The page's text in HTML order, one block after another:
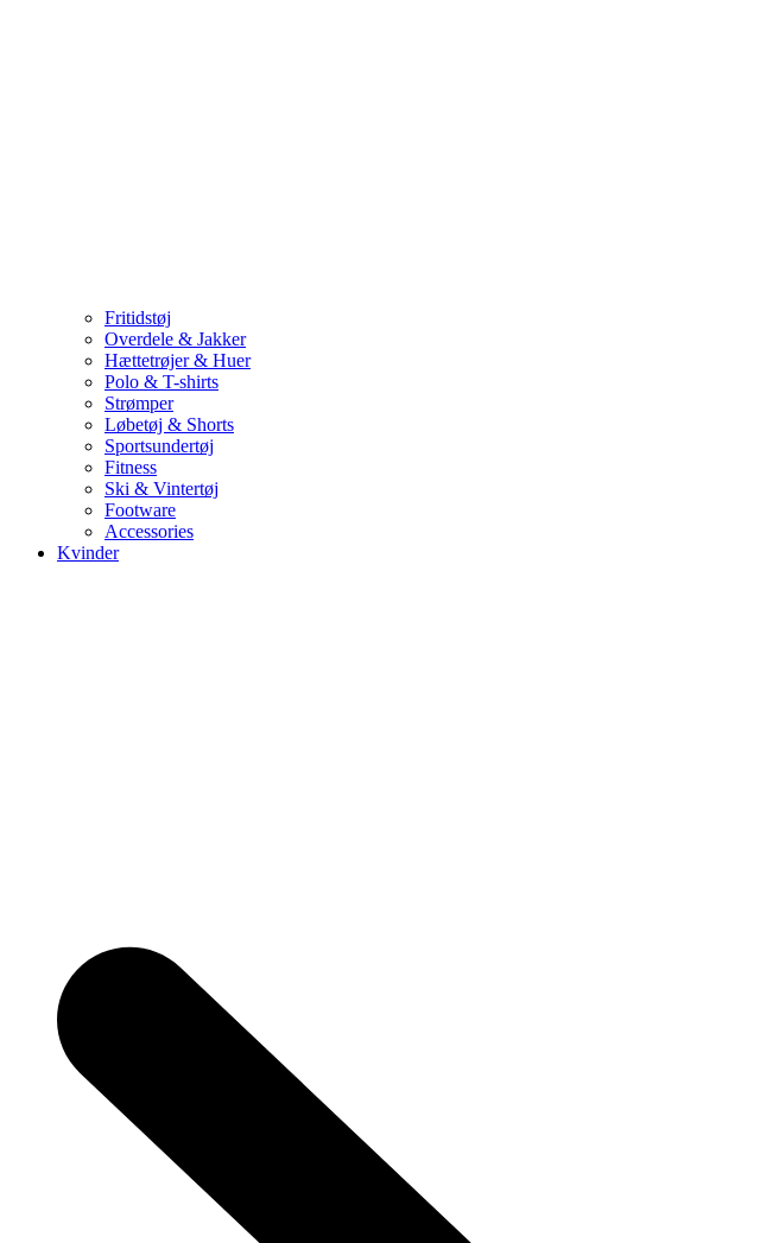
Fritidstøj
Overdele & Jakker
Hættetrøjer & Huer
Polo & T-shirts
Strømper
Løbetøj & Shorts
Sportsundertøj
Fitness
Ski & Vintertøj
Footware
Accessories
Kvinder